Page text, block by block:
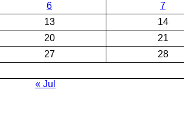
6 7
13 14
20 21
27 28
« Jul